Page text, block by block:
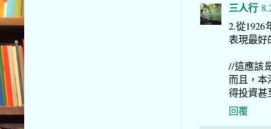
三人行
2.從1926
表現最好
//這應該
而且，本
得投資甚
回覆